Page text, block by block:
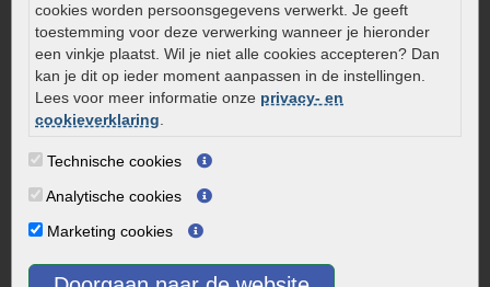
cookies worden persoonsgegevens verwerkt. Je geeft
toestemming voor deze verwerking wanneer je hieronder
een vinkje plaatst. Wil je niet alle cookies accepteren? Dan
kan je dit op ieder moment aanpassen in de instellingen.
Lees voor meer informatie onze privacy- en
cookieverklaring
Technische cookies
Analytische cookies
Marketing cookies
Kaapstanderweg 41
8243 RB Lelystad
info@onlinetuinwarenhuis.nl
Routebeschrijving
Openingstijden
Maandag
Dinsdag
Woensdag